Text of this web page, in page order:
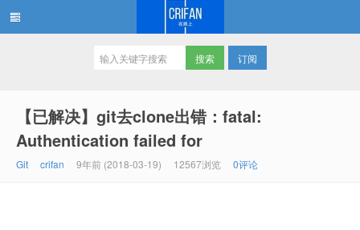
订阅
【已解决】git去clone出错：fatal:
Authentication failed for
Git crifan 9年前 (2018-03-19) 12567浏览 0评论